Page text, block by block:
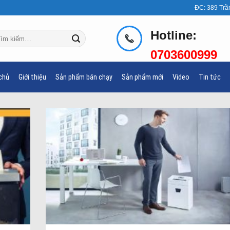
ĐC: 389
Hotline:
0703600999
Giới thiệu Sản phẩm bán chạy Sản phẩm mới Video Tin tức